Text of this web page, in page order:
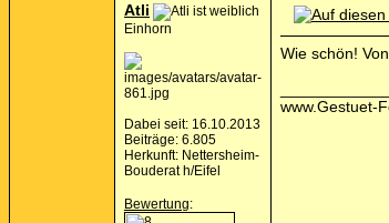
Atli
Einhorn
Dabei seit: 16.10.2013
Beiträge: 6.805
Herkunft: Nettersheim-
Bouderat h/Eifel
Bewertung:
Wie schön!
www.Gestuet-